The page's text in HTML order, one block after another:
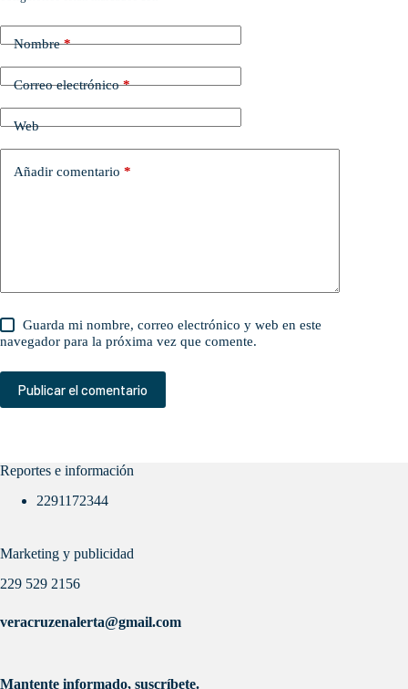
Nombre*
Correo electrónico*
Web
Añadir comentario *
Guarda mi nombre, correo electrónico y web en este
navegador para la próxima vez que comente.
Publicar el comentario
Reportes e información
2291172344
Marketing y publicidad
229 529 2156
veracruzenalerta@gmail.com
Mantente informado, suscríbete.